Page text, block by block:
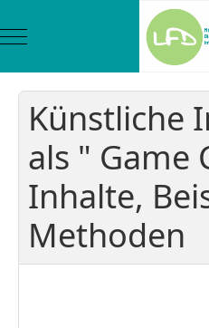
Mobile Menu Toggle
Künstliche
als " Game
Inhalte,
Methoden